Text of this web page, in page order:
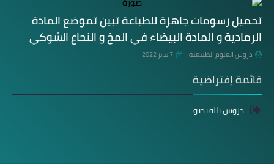
تحميل رسومات جاهزة للطباعة تبين تموضع المادة
الرمادية و المادة البيضاء في المخ و النحاع الشوكي
دروس العلوم الطبيعية 7 يناير 2022
قائمة إفتراضية
دروس بالفيديو